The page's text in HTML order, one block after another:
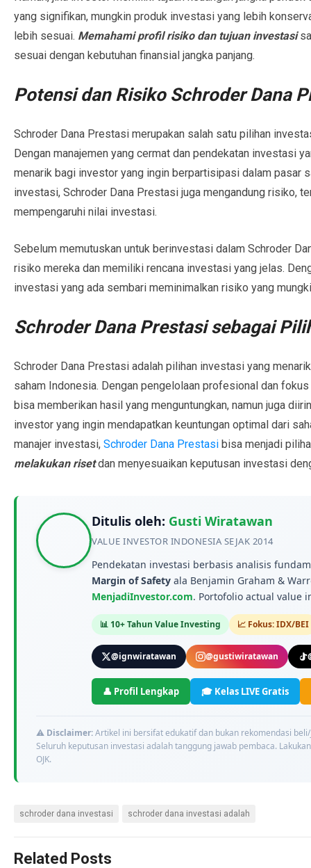
yang signifikan, mungkin produk investasi yang lebih
lebih sesuai. Memahami profil risiko dan tujuan investasi
sesuai dengan kebutuhan finansial jangka panjang.
Potensi dan Risiko Schroder Dana
Schroder Dana Prestasi merupakan salah satu pilihan
Dengan manajemen yang cermat dan pendekatan investasi
menarik bagi investor yang ingin berpartisipasi dalam pasar
investasi, Schroder Dana Prestasi juga mengandung risiko,
mempengaruhi nilai investasi.
Sebelum memutuskan untuk berinvestasi dalam Schroder
risiko mereka dan memiliki rencana investasi yang jelas.
investasi yang ada sembari meminimalkan risiko yang
Schroder Dana Prestasi sebagai
Schroder Dana Prestasi adalah pilihan investasi yang
saham Indonesia. Dengan pengelolaan profesional dan
bisa memberikan hasil yang menguntungkan, namun juga
investor yang ingin mendapatkan keuntungan optimal dari
manajer investasi, Schroder Dana Prestasi bisa menjadi
melakukan risetdan menyesuaikan keputusan investasi
Ditulis oleh: Gusti Wiratawan
VALUE INVESTOR INDONESIA SEJAK 2014
Pendekatan investasi berbasis analisis
Margin of Safety ala Benjamin Graham &
MenjadiInvestor.com. Portofolio actual value
📊 10+ Tahun Value Investing 📈 Fokus: IDX/BEI
@ignwiratawan @gustiwiratawan
👤 Profil Lengkap 🎓 Kelas LIVE Gratis
⚠️ Disclaimer:Artikel ini bersifat edukatif dan bukan rekomendasi
Seluruh keputusan investasi adalah tanggung jawab pembaca.
OJK.
schroder dana investasi schroder dana investasi adalah
Related Posts